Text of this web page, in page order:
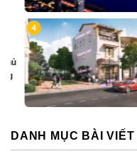
DANH MỤC BÀI VIẾT